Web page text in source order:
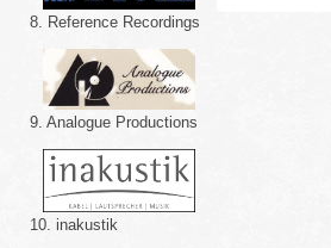
8. Reference Recordings
9. Analogue Productions
10. inakustik